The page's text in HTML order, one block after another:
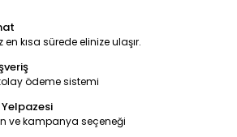
en kısa sürede elinize ulaşır.
ödeme sistemi
Yelpazesi
ve kampanya seçeneği